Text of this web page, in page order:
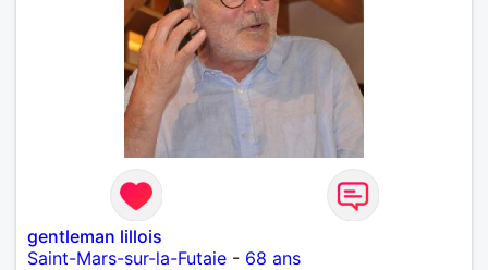
gentleman lillois
Saint-Mars-sur-la-Futaie - 68 ans